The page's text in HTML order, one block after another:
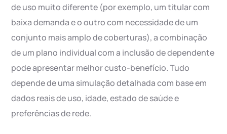
de uso muito diferente (por exemplo, um titular com
baixa demanda e o outro com necessidade de um
conjunto mais amplo de coberturas), a combinação
de um plano individual com a inclusão de dependente
pode apresentar melhor custo-benefício. Tudo
depende de uma simulação detalhada com base em
dados reais de uso, idade, estado de saúde e
preferências de rede.